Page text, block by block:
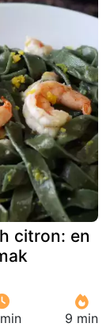
citron: en
9 min